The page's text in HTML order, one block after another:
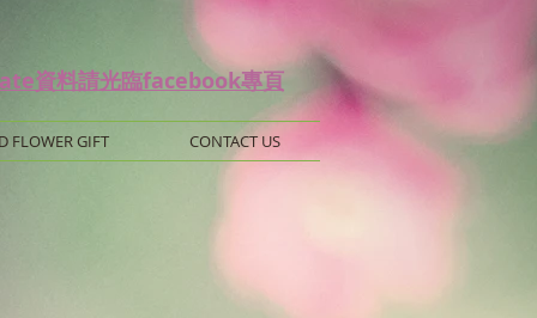
資料請光臨facebook專頁
FLOWER GIFT CONTACT US